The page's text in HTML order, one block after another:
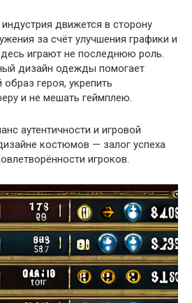
движется в сторону
за счёт улучшения графики и
играют не последнюю роль.
дизайн одежды помогает
героя, укрепить
и не мешать геймплею.
аутентичности и игровой
костюмов — залог успеха
игроков.